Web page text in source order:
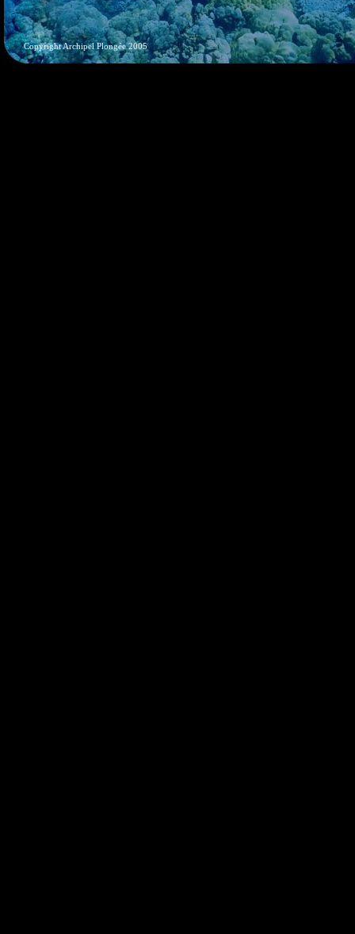
Copyright Archipel Plongée 2005